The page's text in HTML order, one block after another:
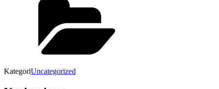
KategoriUncategorized